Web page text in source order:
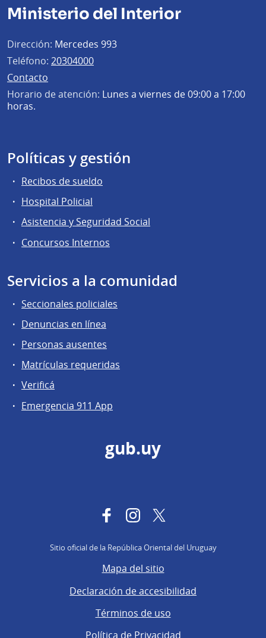
Ministerio del Interior
Dirección: Mercedes 993
Teléfono: 20304000
Contacto
Horario de atención: Lunes a viernes de 09:00 a 17:00
horas.
Políticas y gestión
Recibos de sueldo
Hospital Policial
Asistencia y Seguridad Social
Concursos Internos
Servicios a la comunidad
Seccionales policiales
Denuncias en línea
Personas ausentes
Matrículas requeridas
Verificá
Emergencia 911 App
gub.uy
FacebookInstagram
Sitio oficial de la República Oriental del Uruguay
Mapa del sitio
Declaración de accesibilidad
Términos de uso
Política de Privacidad